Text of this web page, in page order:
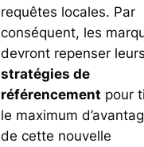
requêtes locales. Par
conséquent, les
devront repenser leurs
stratégies de
référencement pour
le maximum
de cette nouvelle